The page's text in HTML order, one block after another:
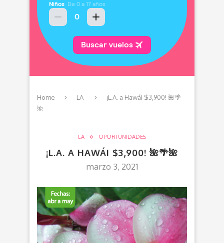
Home LA
¡L.A. a Hawái $3,900! 🌺🌴
🌺
LA OPORTUNIDADES
¡L.A. A HAWÁI $3,900! 🌺🌴🌺
marzo 3, 2021